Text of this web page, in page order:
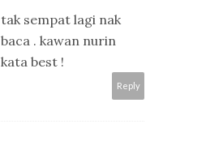
tak sempat lagi nak
baca . kawan nurin
kata best !
Reply